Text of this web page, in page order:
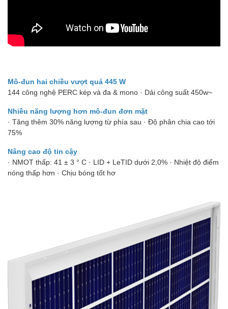
Mô-đun hai chiều vượt quá 445 W
144 công nghệ PERC kép và đa & mono · Dải công suất 450w~
Nhiều năng lượng hơn mô-đun đơn mặt
· Tăng thêm 30% năng lượng từ phía sau · Độ phân chia cao tới
75%
Nâng cao độ tin cậy
· NMOT thấp: 41 ± 3 ° C · LID + LeTID dưới 2,0% · Nhiệt độ điểm
nóng thấp hơn · Chịu bóng tốt hơ